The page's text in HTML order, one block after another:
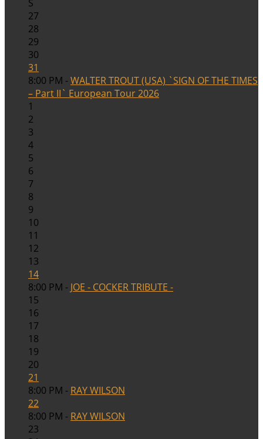
S
27
28
29
30
31
8:00 PM -WALTER TROUT (USA) `SIGN OF THE TIMES
– Part II` European Tour 2026
1
2
3
4
5
6
7
8
9
10
11
12
13
14
8:00 PM - JOE - COCKER TRIBUTE -
15
16
17
18
19
20
21
8:00 PM - RAY WILSON
22
8:00 PM - RAY WILSON
23